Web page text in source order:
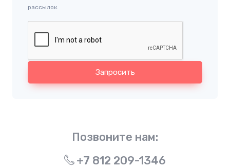
рассылок.
Запросить
Позвоните нам:
+7 812 209-1346